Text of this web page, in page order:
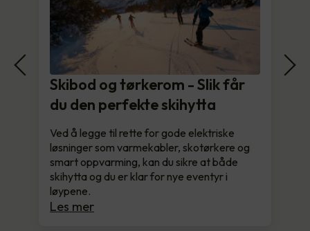
Skibod og tørkerom - Slik får
du den perfekte skihytta
Ved å legge til rette for gode elektriske
løsninger som varmekabler, skotørkere og
smart oppvarming, kan du sikre at både
skihytta og du er klar for nye eventyr i
løypene.
Les mer